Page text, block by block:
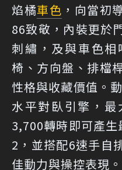
焰橘車色 ，向當初
86致敬，內裝更於
刺繡，及與車色
椅、方向盤、排檔
性格與收藏價值。
水平對臥引擎，
3,700轉時即可產
2，並搭配6速手自
佳動力與操控表現。